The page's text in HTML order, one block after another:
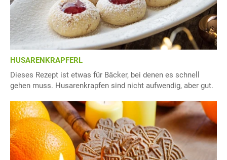
HUSARENKRAPFERL
Dieses Rezept ist etwas für Bäcker, bei denen es schnell
gehen muss. Husarenkrapfen sind nicht aufwendig, aber gut.